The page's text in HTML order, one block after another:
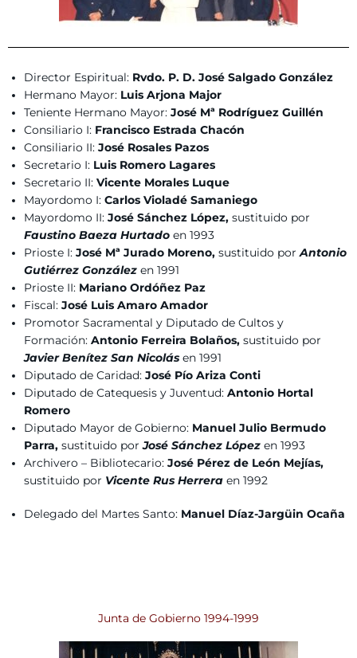
Director Espiritual: Rvdo. P. D. José Salgado González
Hermano Mayor: Luis Arjona Major
Teniente Hermano Mayor: José Mª Rodríguez Guillén
Consiliario I: Francisco Estrada Chacón
Consiliario II: José Rosales Pazos
Secretario I: Luis Romero Lagares
Secretario II: Vicente Morales Luque
Mayordomo I: Carlos Violadé Samaniego
Mayordomo II: José Sánchez López, sustituido por
Faustino Baeza Hurtado en 1993
Prioste I: José Mª Jurado Moreno, sustituido por Antonio
Gutiérrez González en 1991
Prioste II: Mariano Ordóñez Paz
Fiscal: José Luis Amaro Amador
Promotor Sacramental y Diputado de Cultos y
Formación: Antonio Ferreira Bolaños, sustituido por
Javier Benítez San Nicolás en 1991
Diputado de Caridad: José Pío Ariza Conti
Diputado de Catequesis y Juventud: Antonio Hortal
Romero
Diputado Mayor de Gobierno: Manuel Julio Bermudo
Parra, sustituido porJosé Sánchez López en 1993
Archivero – Bibliotecario: José Pérez de León Mejías,
sustituido por Vicente Rus Herrera en 1992
Delegado del Martes Santo: Manuel Díaz-Jargüin Ocaña
Junta de Gobierno 1994-1999